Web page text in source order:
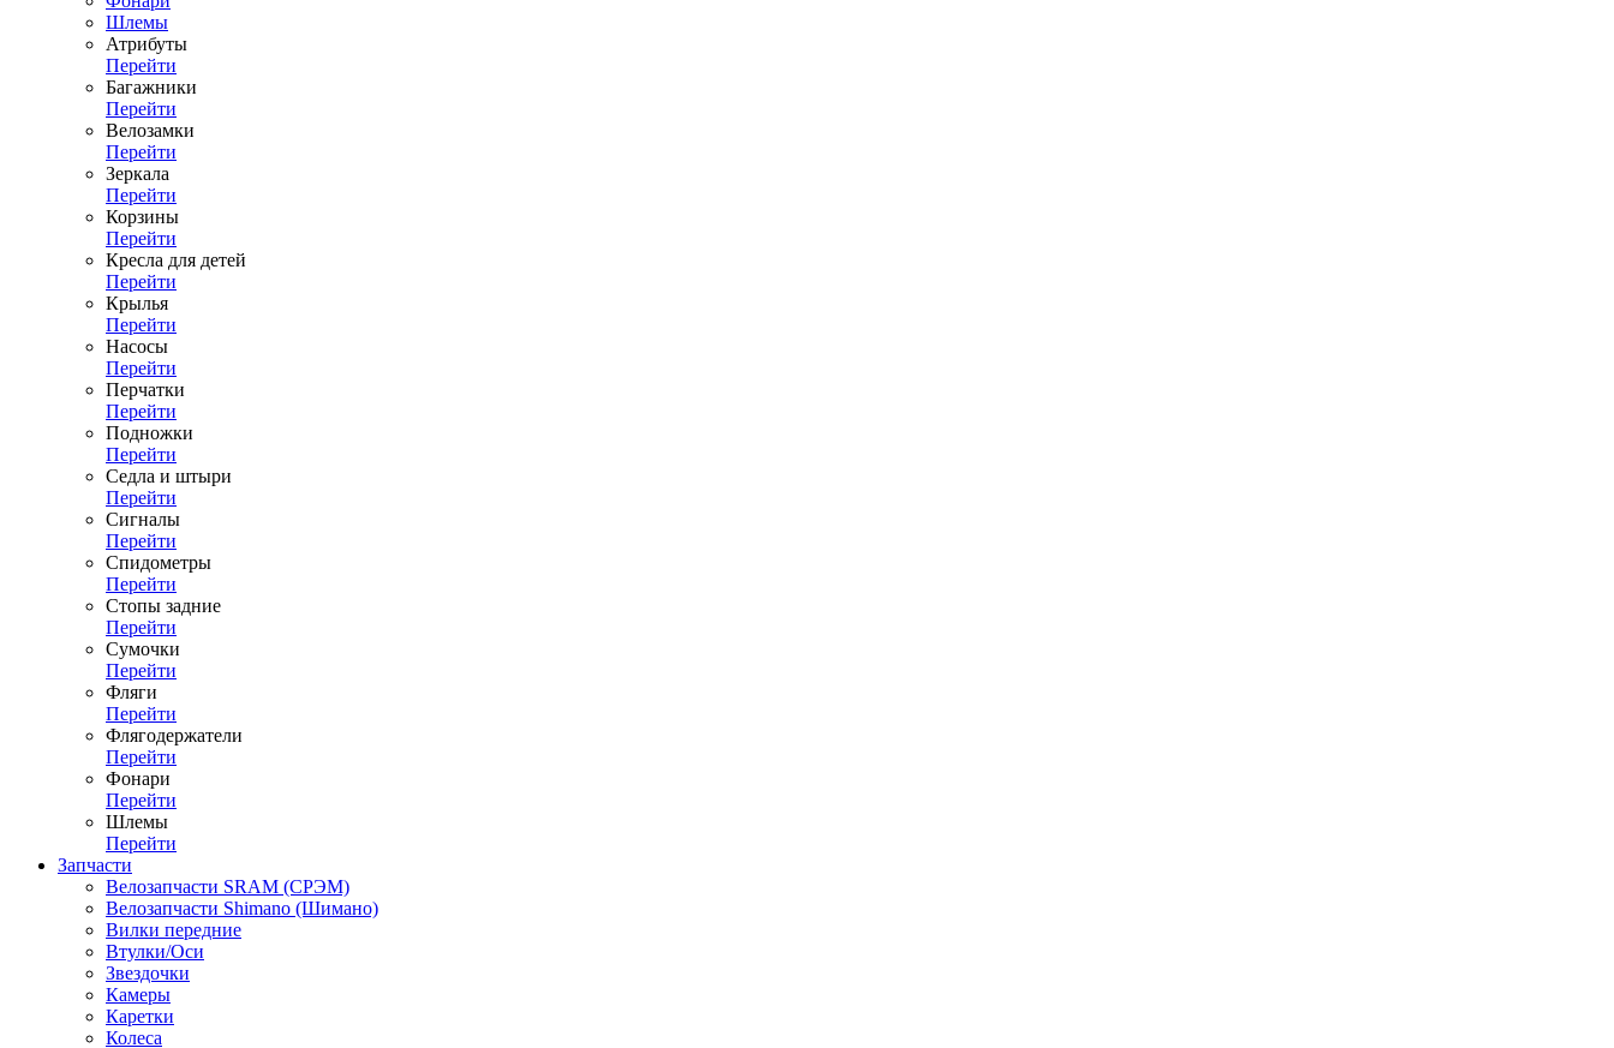
Шлемы
Атрибуты
Перейти
Багажники
Перейти
Велозамки
Перейти
Зеркала
Перейти
Корзины
Перейти
Кресла для детей
Перейти
Крылья
Перейти
Насосы
Перейти
Перчатки
Перейти
Подножки
Перейти
Седла и штыри
Перейти
Сигналы
Перейти
Спидометры
Перейти
Стопы задние
Перейти
Сумочки
Перейти
Фляги
Перейти
Флягодержатели
Перейти
Фонари
Перейти
Шлемы
Перейти
Запчасти
Велозапчасти SRAM (СРЭМ)
Велозапчасти Shimano (Шимано)
Вилки передние
Втулки/Оси
Звездочки
Камеры
Каретки
Колеса